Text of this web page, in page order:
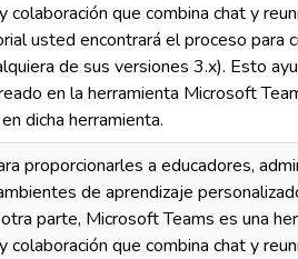
que combina chat y
usted encontrará el proceso para
de sus versiones 3.x). Esto
en la herramienta Microsoft
dicha herramienta.
proporcionarles a educadores,
de aprendizaje
parte, Microsoft Teams es una
que combina chat y